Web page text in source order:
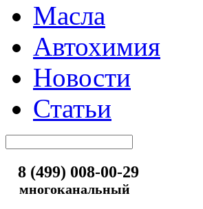
Масла
Автохимия
Новости
Статьи
8 (499) 008-00-29
многоканальный